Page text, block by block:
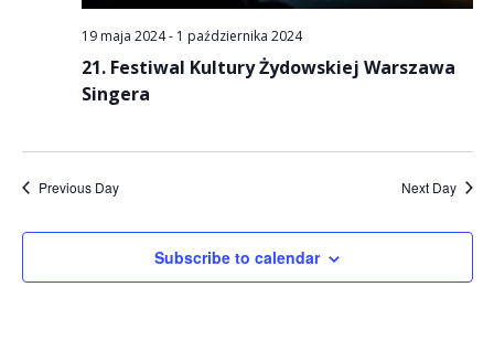
19 maja 2024- 1 października 2024
21. Festiwal Kultury Żydowskiej Warszawa
Singera
Previous Day Next Day
Subscribe to calendar